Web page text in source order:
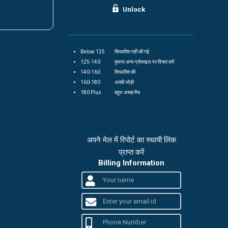
Unlock
Below 125
सिफारिश नहीं की गई
125-140
कृपया अन्य प्रोफाइल पर विचार करें
140-160
सिफारिश की
160-180
अच्छी जोड़ी
180 Plus
बहुत अच्छा मैच
अपने मेल में रिपोर्ट का स्थायी लिंक
प्राप्त करें
Billing Information